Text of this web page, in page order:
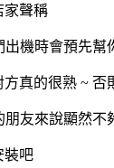
家聲稱
機時會預先幫
真的很熟 ~
朋友來說顯然不
裝吧